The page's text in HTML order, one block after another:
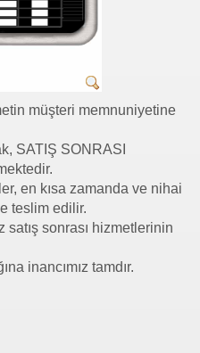
müşteri memnuniyetine
SATIŞ SONRASI
en kısa zamanda ve nihai
teslim edilir.
satış sonrası hizmetlerinin
inancımız tamdır.